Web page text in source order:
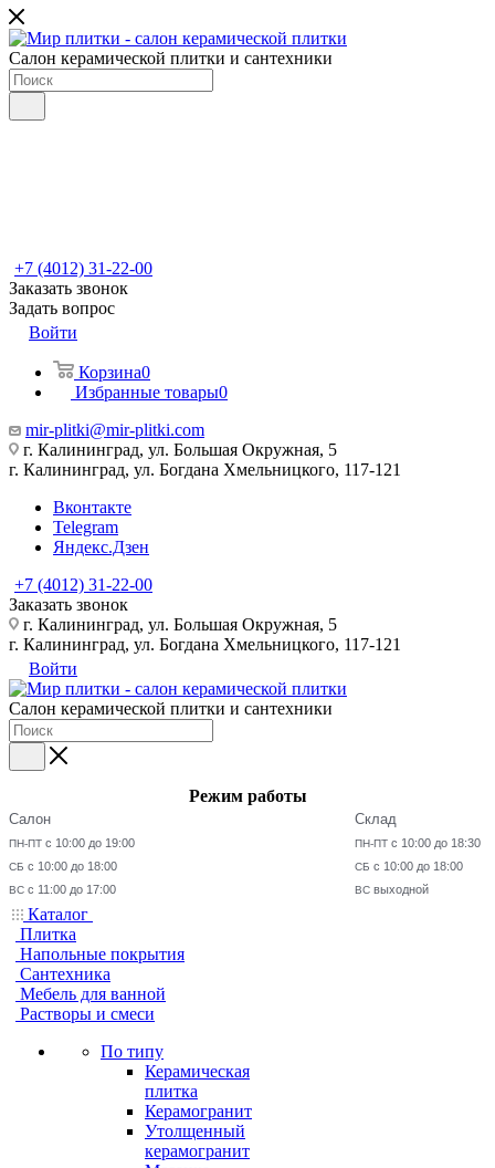
Салон керамической плитки и сантехники
+7 (4012) 31-22-00
Заказать звонок
Задать вопрос
Войти
Корзина0
Избранные товары0
mir-plitki@mir-plitki.com
г. Калининград, ул. Большая Окружная, 5
г. Калининград, ул. Богдана Хмельницкого, 117-121
Вконтакте
Telegram
Яндекс.Дзен
+7 (4012) 31-22-00
Заказать звонок
г. Калининград, ул. Большая Окружная, 5
г. Калининград, ул. Богдана Хмельницкого, 117-121
Войти
Салон керамической плитки и сантехники
Режим работы
Салон
ПН-ПТ с 10:00 до 19:00
СБ с 10:00 до 18:00
ВС с 11:00 до 17:00
Склад
ПН-ПТ с 10:00 до 18:30
СБ с 10:00 до 18:00
ВС выходной
Каталог
Плитка
Напольные покрытия
Сантехника
Мебель для ванной
Растворы и смеси
По типу
Керамическая
плитка
Керамогранит
Утолщенный
керамогранит